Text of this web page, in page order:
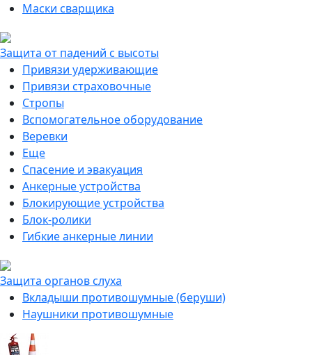
Маски сварщика
Защита от падений с высоты
Привязи удерживающие
Привязи страховочные
Стропы
Вспомогательное оборудование
Веревки
Еще
Спасение и эвакуация
Анкерные устройства
Блокирующие устройства
Блок-ролики
Гибкие анкерные линии
Защита органов слуха
Вкладыши противошумные (беруши)
Наушники противошумные